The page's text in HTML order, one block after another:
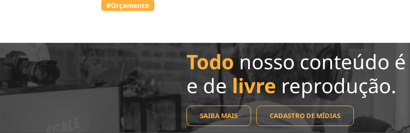
#Orçamento
Todonosso conteúdo
e de livre reprodução.
SAIBA MAIS CADASTRO DE MÍDIAS